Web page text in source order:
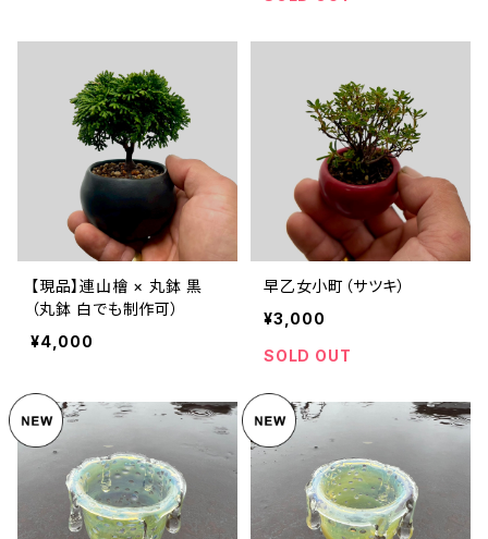
【現品】連山檜 × 丸鉢 黒
（丸鉢 白でも制作可）
¥4,000
早乙女小町（サツキ）
¥3,000
SOLD OUT